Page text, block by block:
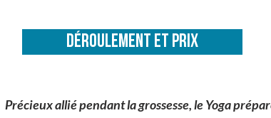
DÉROULEMENT ET PRIX
Précieux allié pendant la grossesse, le Yoga